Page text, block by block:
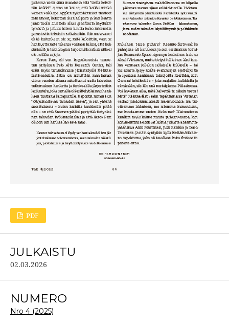
PDF
JULKAISTU
02.03.2026
NUMERO
Nro 4 (2025)